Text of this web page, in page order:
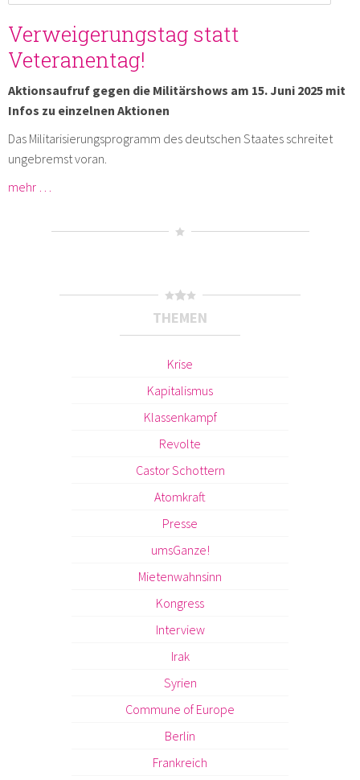
Verweigerungstag statt
Veteranentag!
Aktionsaufruf gegen die Militärshows am 15. Juni 2025 mit
Infos zu einzelnen Aktionen
Das Militarisierungsprogramm des deutschen Staates schreitet
ungebremst voran.
mehr …
THEMEN
Krise
Kapitalismus
Klassenkampf
Revolte
Castor Schottern
Atomkraft
Presse
umsGanze!
Mietenwahnsinn
Kongress
Interview
Irak
Syrien
Commune of Europe
Berlin
Frankreich